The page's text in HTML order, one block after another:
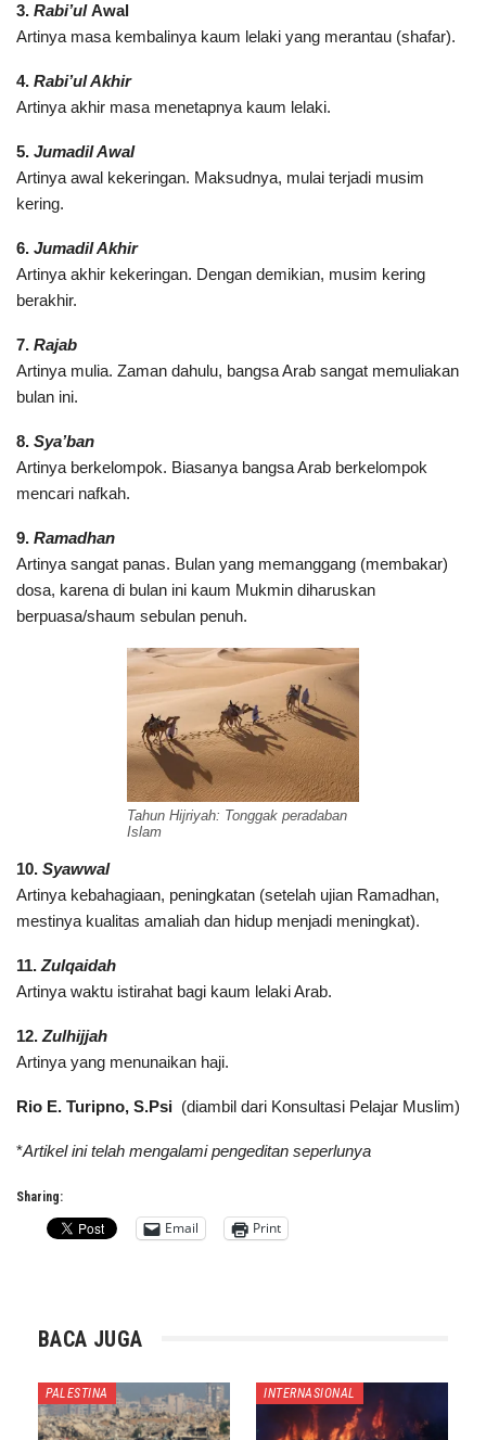
3. Rabi’ulAwal
Artinya masa kembalinya kaum lelaki yang merantau (shafar).
4. Rabi’ul Akhir
Artinya akhir masa menetapnya kaum lelaki.
5. Jumadil Awal
Artinya awal kekeringan. Maksudnya, mulai terjadi musim
kering.
6. Jumadil Akhir
Artinya akhir kekeringan. Dengan demikian, musim kering
berakhir.
7. Rajab
Artinya mulia. Zaman dahulu, bangsa Arab sangat memuliakan
bulan ini.
8. Sya’ban
Artinya berkelompok. Biasanya bangsa Arab berkelompok
mencari nafkah.
9. Ramadhan
Artinya sangat panas. Bulan yang memanggang (membakar)
dosa, karena di bulan ini kaum Mukmin diharuskan
berpuasa/shaum sebulan penuh.
Tahun Hijriyah: Tonggak peradaban
Islam
10. Syawwal
Artinya kebahagiaan, peningkatan (setelah ujian Ramadhan,
mestinya kualitas amaliah dan hidup menjadi meningkat).
11. Zulqaidah
Artinya waktu istirahat bagi kaum lelaki Arab.
12. Zulhijjah
Artinya yang menunaikan haji.
Rio E. Turipno, S.Psi (diambil dari Konsultasi Pelajar Muslim)
*Artikel ini telah mengalami pengeditan seperlunya
Sharing:
Email Print
BACA JUGA
PALESTINA INTERNASIONAL